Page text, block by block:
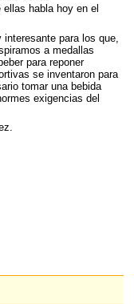
habla hoy en el
para los que,
a medallas
para reponer
se inventaron para
tomar una bebida
exigencias del